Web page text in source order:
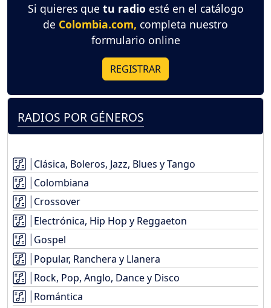
Si quieres que tu radio esté en el catálogo
de Colombia.com, completa nuestro
formulario online
REGISTRAR
RADIOS POR GÉNEROS
Clásica, Boleros, Jazz, Blues y Tango
Colombiana
Crossover
Electrónica, Hip Hop y Reggaeton
Gospel
Popular, Ranchera y Llanera
Rock, Pop, Anglo, Dance y Disco
Romántica